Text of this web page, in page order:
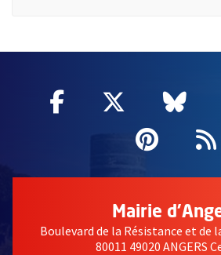
Facebook
, Ouvre une
Twitter
, Ouvre
,
,
Mairie
Boulevard de la Résistance et de
80011 49020 ANGERS